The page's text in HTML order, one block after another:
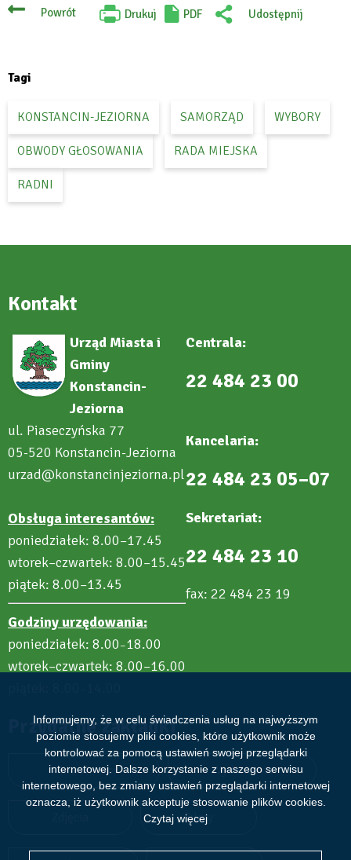
Informujemy, że w celu świadczenia usług na najwyższym
poziomie stosujemy pliki cookies, które użytkownik może
kontrolować za pomocą ustawień swojej przeglądarki
internetowej. Dalsze korzystanie z naszego serwisu
internetowego, bez zmiany ustawień przeglądarki internetowej
oznacza, iż użytkownik akceptuje stosowanie plików cookies.
Czytaj więcej
Powrót Drukuj
Will
PDF
Udostępnij
Tagi
KONSTANCIN-JEZIORNA SAMORZĄD WYBORY
OBWODY GŁOSOWANIA RADA MIEJSKA
RADNI
Kontakt
Urząd Miasta i
Gminy
Konstancin-
Jeziorna
ul. Piaseczyńska 77
05-520 Konstancin-Jeziorna
urzad@konstancinjeziorna.pl
Obsługa interesantów:
poniedziałek: 8.00–17.45
wtorek–czwartek: 8.00–15.45
piątek: 8.00–13.45
Godziny urzędowania:
poniedziałek: 8.00–18.00
wtorek–czwartek: 8.00–16.00
Centrala:
22 484 23 00
Kancelaria:
22 484 23 05–07
Sekretariat:
22 484 23 10
fax: 22 484 23 19
Przydatne zakładki
Aktualności Wydarzenia
Filmy